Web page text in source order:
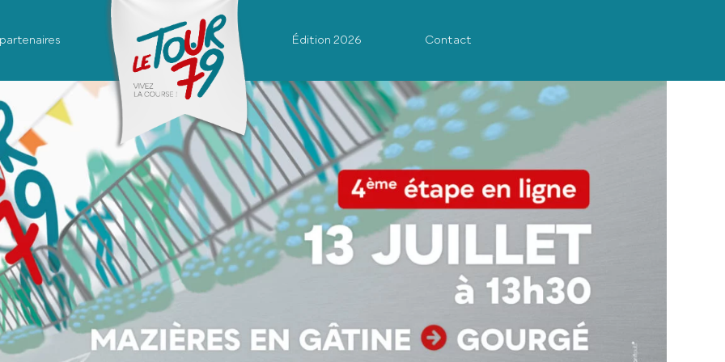
Édition 2026 Contact